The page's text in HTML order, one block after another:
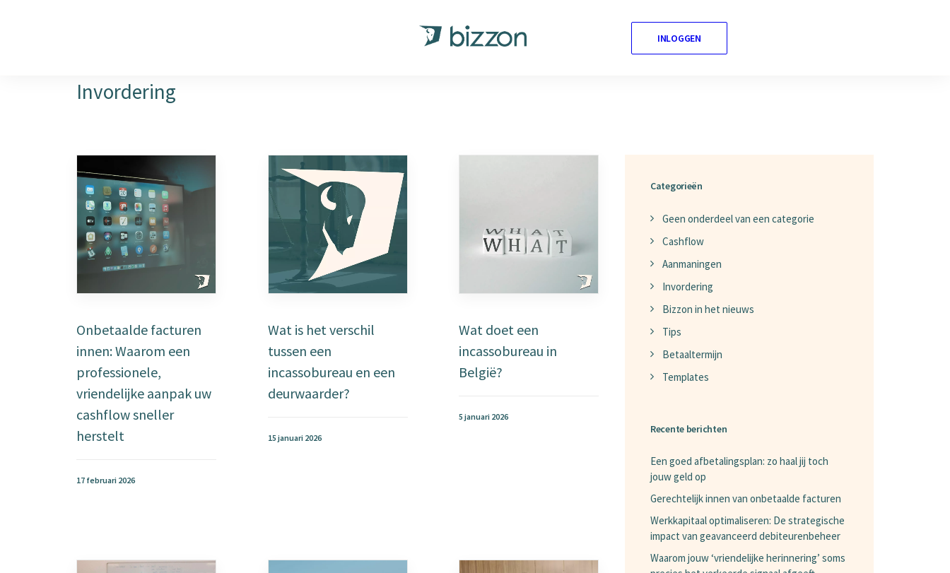
INLOGGEN
Invordering
Onbetaalde facturen
innen: Waarom een
professionele,
vriendelijke aanpak uw
cashflow sneller
herstelt
17 februari 2026
Wat is het verschil
tussen een
incassobureau en een
deurwaarder?
15 januari 2026
Wat doet een
incassobureau in
België?
5 januari 2026
Categorieën
Geen onderdeel van een categorie
Cashflow
Aanmaningen
Invordering
Bizzon in het nieuws
Tips
Betaaltermijn
Templates
Recente berichten
Een goed afbetalingsplan: zo haal jij toch
jouw geld op
Gerechtelijk innen van onbetaalde facturen
Werkkapitaal optimaliseren: De strategische
impact van geavanceerd debiteurenbeheer
Waarom jouw ‘vriendelijke herinnering’ soms